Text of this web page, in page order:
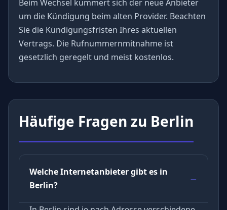
Beim Wechsel kümmert sich der neue Anbieter
um die Kündigung beim alten Provider. Beachten
Sie die Kündigungsfristen Ihres aktuellen
Vertrags. Die Rufnummernmitnahme ist
gesetzlich geregelt und meist kostenlos.
Häufige Fragen zu Berlin
Welche Internetanbieter gibt es in
Berlin?